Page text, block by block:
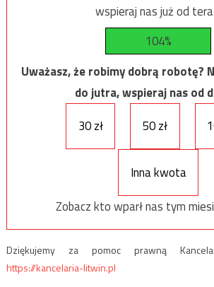
wspieraj nas już od
104%
Uważasz, że robimy dobrą robotę?
do jutra, wspieraj nas od
30 zł
50 zł
Inna kwota
Zobacz kto wparł nas tym
Dziękujemy za pomoc prawną
https://kancelaria-litwin.pl